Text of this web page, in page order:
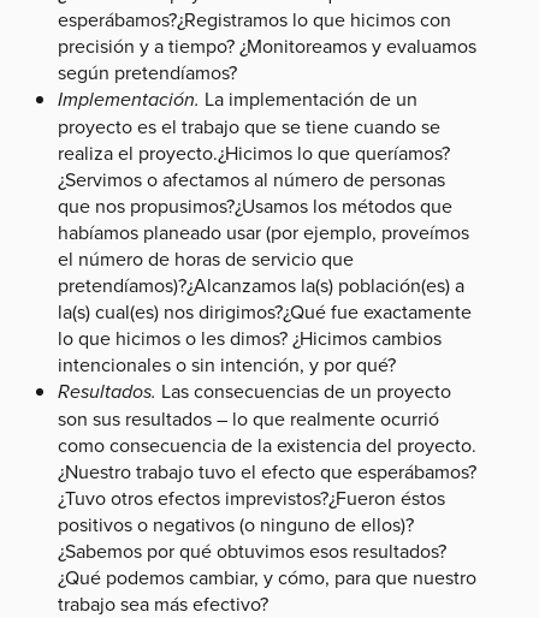
esperábamos?¿Registramos lo que hicimos con
precisión y a tiempo? ¿Monitoreamos y evaluamos
según pretendíamos?
Implementación. La implementación de un
proyecto es el trabajo que se tiene cuando se
realiza el proyecto.¿Hicimos lo que queríamos?
¿Servimos o afectamos al número de personas
que nos propusimos?¿Usamos los métodos que
habíamos planeado usar (por ejemplo, proveímos
el número de horas de servicio que
pretendíamos)?¿Alcanzamos la(s) población(es) a
la(s) cual(es) nos dirigimos?¿Qué fue exactamente
lo que hicimos o les dimos? ¿Hicimos cambios
intencionales o sin intención, y por qué?
Resultados. Las consecuencias de un proyecto
son sus resultados – lo que realmente ocurrió
como consecuencia de la existencia del proyecto.
¿Nuestro trabajo tuvo el efecto que esperábamos?
¿Tuvo otros efectos imprevistos?¿Fueron éstos
positivos o negativos (o ninguno de ellos)?
¿Sabemos por qué obtuvimos esos resultados?
¿Qué podemos cambiar, y cómo, para que nuestro
trabajo sea más efectivo?